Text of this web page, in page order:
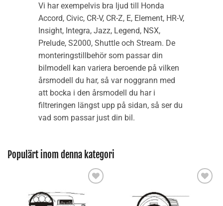
Vi har exempelvis bra ljud till Honda
Accord, Civic, CR-V, CR-Z, E, Element, HR-V,
Insight, Integra, Jazz, Legend, NSX,
Prelude, S2000, Shuttle och Stream. De
monteringstillbehör som passar din
bilmodell kan variera beroende på vilken
årsmodell du har, så var noggrann med
att bocka i den årsmodell du har i
filtreringen längst upp på sidan, så ser du
vad som passar just din bil.
Populärt inom denna kategori
Lägg till i
önskelistan
önskelistan